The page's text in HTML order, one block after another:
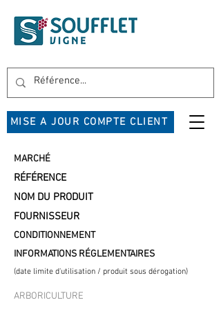
MISE A JOUR COMPTE CLIENT
MARCHÉ
RÉFÉRENCE
NOM DU PRODUIT
FOURNISSEUR
CONDITIONNEMENT
INFORMATIONS RÉGLEMENTAIRES
(date limite d'utilisation / produit sous dérogation)
ARBORICULTURE